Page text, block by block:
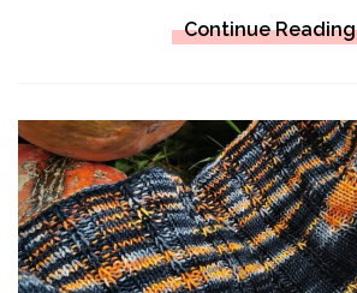
Continue Reading